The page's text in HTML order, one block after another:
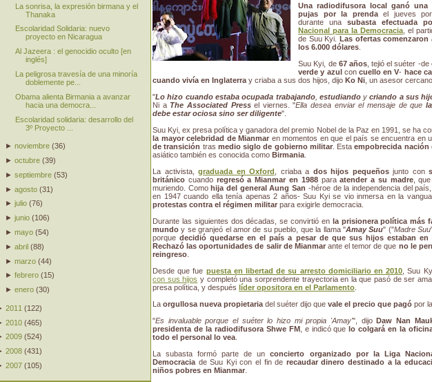
Una radiodifusora local ganó una
pujas por la prendael jueves
durante unasubasta efectuada
Nacional para la Democracia , el
de Suu Kyi. Las ofertas comenzaron
los 6.000 dólares
Suu Kyi, de 67 años, tejió el suéter -de
verde y azulcon cuello en V- hace
cuando vivía en Inglaterra y criaba a sus dos hijos, dijo Ko Ni , un asesor cercano.
"Lo hizo cuando estaba ocupada trabajando, estudiandoycriando a sus
Ni a The Associated Pressel viernes. "Ella desea enviar el mensaje de que
debe estar ociosa sino ser diligente".
Suu Kyi, ex presa política y ganadora del premio Nobel de la Paz en 1991, se ha
la mayor celebridad de Mianmar en momentos en que el país se encuentra en
de transición tras medio siglo de gobierno militar. Estaempobrecida nación
asiático también es conocida como Birmania
La activista,graduada en Oxford , criaba a dos hijos pequeñosjunto con
británico cuando regresó a Mianmar en 1988paraatender a su madre,
muriendo. Comohija del general Aung San -héroe de la independencia del
en 1947 cuando ella tenía apenas 2 años- Suu Kyi se vio inmersa en la
protestas contra el régimen militar para exigirle democracia.
Durante las siguientes dos décadas, se convirtió en la prisionera política más
mundo y se granjeó el amor de su pueblo, que la llama "Amay Suu" ("Madre Suu
porquedecidió quedarse en el país a pesar de que sus hijos estaban en
Rechazó las oportunidades de salir de Mianmarante el temor de que no le
reingreso
Desde que fue puesta en libertad de su arresto domiciliario en 2010 , Suu
con sus hijos y completó una sorprendente trayectoria en la que pasó de ser
presa política, y después líder opositora en el Parlamento
La orgullosa nueva propietaria del suéter dijo que vale el precio que pagó por
"Es invaluable porque el suéter lo hizo mi propia 'Amay'", dijoDaw Nan
presidenta de la radiodifusora Shwe FM, e indicó quelo colgará en la
todo el personal lo vea
La subasta formó parte de unconcierto organizado por la Liga
Democracia de Suu Kyi con el fin de recaudar dinero destinado a la
niños pobres en Mianmar
La sonrisa, la expresión birmana y el
Thanaka
Escolaridad Solidaria: nuevo
proyecto en Nicaragua
Al Jazeera : el genocidio oculto [en
inglés]
La peligrosa travesía de una minoría
doblemente pe...
Obama alienta Birmania a avanzar
hacia una democra...
Escolaridad solidaria: desarrollo del
3º Proyecto ...
►noviembre (36)
►octubre (39)
►septiembre (53)
►agosto (31)
►julio (76)
►junio (106)
►mayo (54)
►abril (88)
►marzo (44)
►febrero (15)
►enero (30)
2011 (122)
2010 (465)
2009 (524)
2008 (431)
2007 (105)